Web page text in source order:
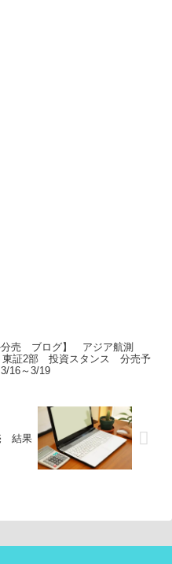
分売 ブログ】 アジア航測
東証2部 投資スタンス 分売予
16～3/19
結果